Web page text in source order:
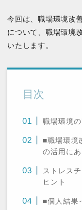
今回は、職場環境改
について、職場環境
いたします。
目次
職場環境
■職場環境
の活用にあ
ストレス
ヒント
■個人結果